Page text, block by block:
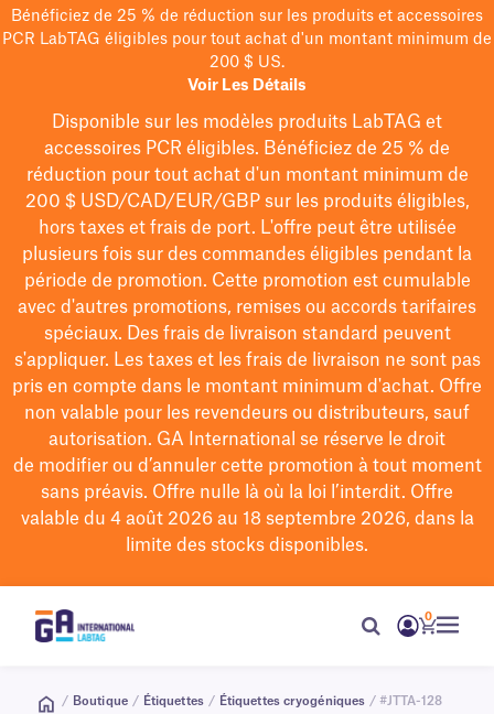
Bénéficiez de 25 % de réduction sur les produits et accessoires
PCR LabTAG éligibles pour tout achat d'un montant minimum de
200 $ US.
Voir Les Détails
Disponible sur les modèles produits LabTAG et
accessoires PCR éligibles. Bénéficiez de 25 % de
réduction pour tout achat d'un montant minimum de
200 $USD/CAD/EUR/GBPsur les produits éligibles,
hors taxes et frais de port. L'offre peut être utilisée
plusieurs fois sur des commandes éligibles pendant la
période de promotion. Cette promotion est cumulable
avec d'autres promotions, remises ou accords tarifaires
spéciaux. Des frais de livraison standard peuvent
s'appliquer. Les taxes et les frais de livraison ne sont pas
pris en compte dans le montant minimum d'achat. Offre
non valable pour les revendeurs ou distributeurs, sauf
autorisation. GA International se réserve le droit
de modifierou d’annuler cette promotion à tout moment
sans préavis. Offre nulle là où la loi l’interdit. Offre
valable du 4 août 2026 au 18 septembre 2026, dans la
limite des stocks disponibles.
0
/ Boutique / Étiquettes / Étiquettes cryogéniques / #JTTA-128